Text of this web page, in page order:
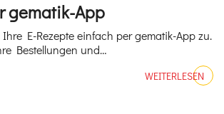
gematik-App
E-Rezepte einfach per gematik-App zu.
Bestellungen und…
WEITERLESEN